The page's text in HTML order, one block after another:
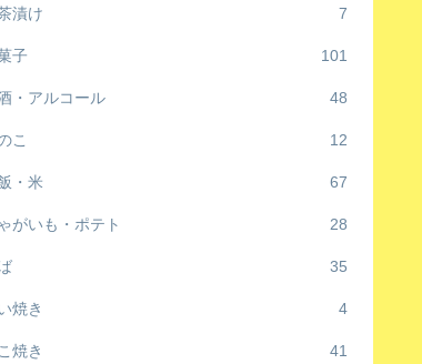
漬け 7
子 101
・アルコール 48
こ 12
・米 67
がいも・ポテト 28
35
焼き 4
焼き 41